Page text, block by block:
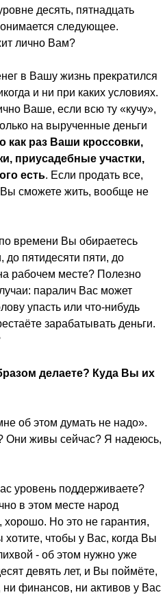
десять, пятнадцать
следующее.
лично Вам?
в Вашу жизнь прекратился
и ни при каких условиях.
Ваше, если всю ту «кучу»,
на вырученные деньги
как раз Ваши кроссовки,
приусадебные участки,
есть. Если продать все,
Вы сможете жить, вообще не
времени Вы обираетесь
до пятидесяти пяти, до
рабочем месте? Полезно
паралич Вас может
упасть или что-нибудь
зарабатывать деньги.
делаете? Куда Вы их
об этом думать не надо».
Они живы сейчас? Я надеюсь,
уровень поддерживаете?
в этом месте народ
хорошо. Но это не гарантия,
хотите, чтобы у Вас, когда Вы
- об этом нужно уже
девять лет, и Вы поймёте,
финансов, ни активов у Вас